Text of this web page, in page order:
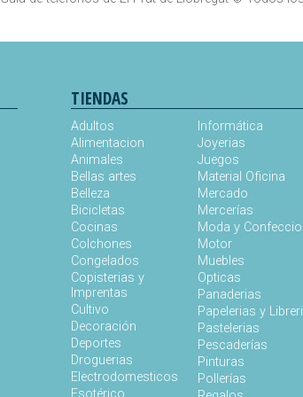
TIENDAS
Adultos
Alimentacion
Animales
Bellas artes
Belleza
Bicicletas
Cocinas
Colchones
Congelados
Copisterias y
Imprentas
Cultivo
Decoración
Deportes
Droguerias
Electrodomesticos
Esotérico
Informática
Joyerias
Juegos
Material Oficina
Mercado
Mercerías
Moda y
Motor
Muebles
Opticas
Panaderias
Papelerias y
Pastelerias
Pescaderías
Pinturas
Pollerías